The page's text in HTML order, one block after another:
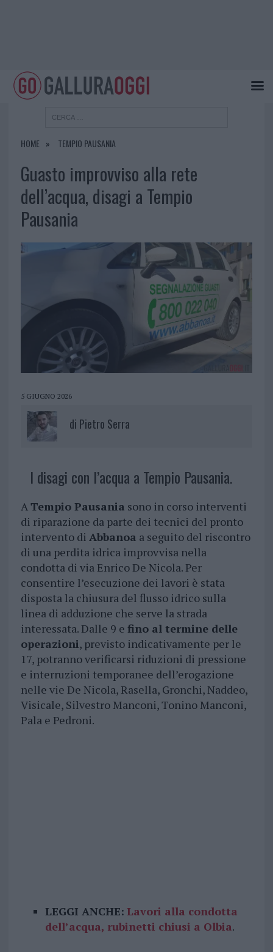
HOME TEMPIO PAUSANIA
Guasto improvviso alla rete
dell’acqua, disagi a Tempio
Pausania
5 GIUGNO 2026
di Pietro Serra
I disagi con l’acqua a Tempio Pausania.
ATempio Pausania sono in corso interventi
di riparazione da parte dei tecnici del pronto
intervento di Abbanoa a seguito del riscontro
di una perdita idrica improvvisa nella
condotta di via Enrico De Nicola. Per
consentire l’esecuzione dei lavori è stata
disposta la chiusura del flusso idrico sulla
linea di adduzione che serve la strada
interessata. Dalle 9 e fino al termine delle
operazioni, previsto indicativamente per le
17, potranno verificarsi riduzioni di pressione
e interruzioni temporanee dell’erogazione
nelle vie De Nicola, Rasella, Gronchi, Naddeo,
Visicale, Silvestro Manconi, Tonino Manconi,
Pala e Pedroni.
LEGGI ANCHE: Lavori alla condotta
dell’acqua, rubinetti chiusi a Olbia.